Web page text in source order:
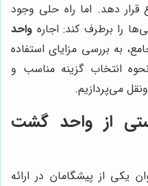
دهد. اما راه حلی وجود
را برطرف کند: اجاره واحد
به بررسی مزایای استفاده
انتخاب گزینه مناسب و
می‌پردازیم.
از واحد گشت
یکی از پیشگامان در ارائه